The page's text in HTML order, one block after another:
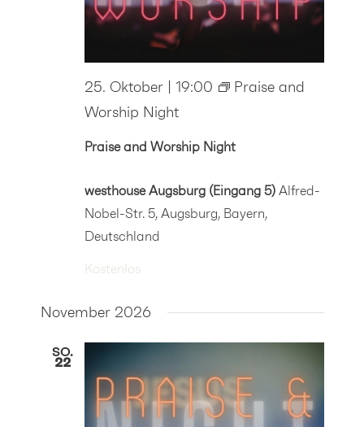
Praise and Worship Night
25. Oktober | 19:00
Praise and
Worship Night
westhouse Augsburg (Eingang 5) Alfred-
Nobel-Str. 5, Augsburg, Bayern,
Deutschland
Kostenlos
November 2026
SO.
22